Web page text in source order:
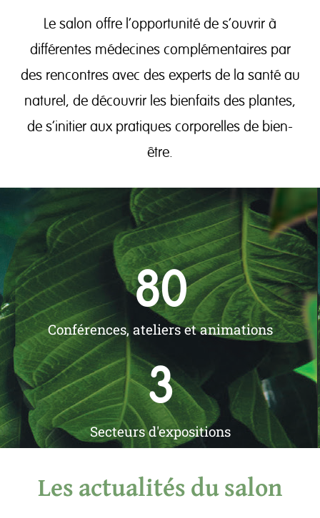
Le salon offre l’opportunité de s’ouvrir à
différentes médecines complémentaires par
des rencontres avec des experts de la santé au
naturel, de découvrir les bienfaits des plantes,
de s’initier aux pratiques corporelles de bien-
être.
Conférences, ateliers et animations
80
Secteurs d'expositions
3
Les actualités du salon